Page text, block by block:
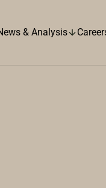
& Analysis